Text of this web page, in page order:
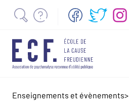
Enseignements et évènements>